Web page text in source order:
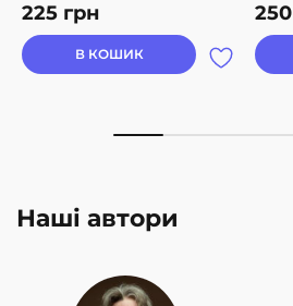
225 грн
В КОШИК
250
Наші автори